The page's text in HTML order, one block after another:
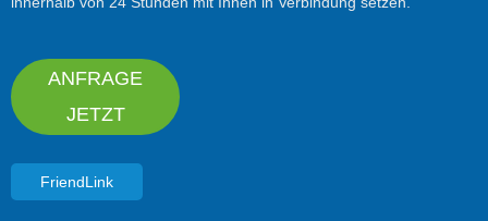
ANFRAGE
JETZT
FriendLink